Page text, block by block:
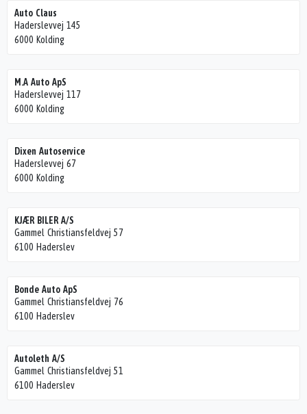
Auto Claus
Haderslevvej 145
6000 Kolding
M.A Auto ApS
Haderslevvej 117
6000 Kolding
Dixen Autoservice
Haderslevvej 67
6000 Kolding
KJÆR BILER A/S
Gammel Christiansfeldvej 57
6100 Haderslev
Bonde Auto ApS
Gammel Christiansfeldvej 76
6100 Haderslev
Autoleth A/S
Gammel Christiansfeldvej 51
6100 Haderslev